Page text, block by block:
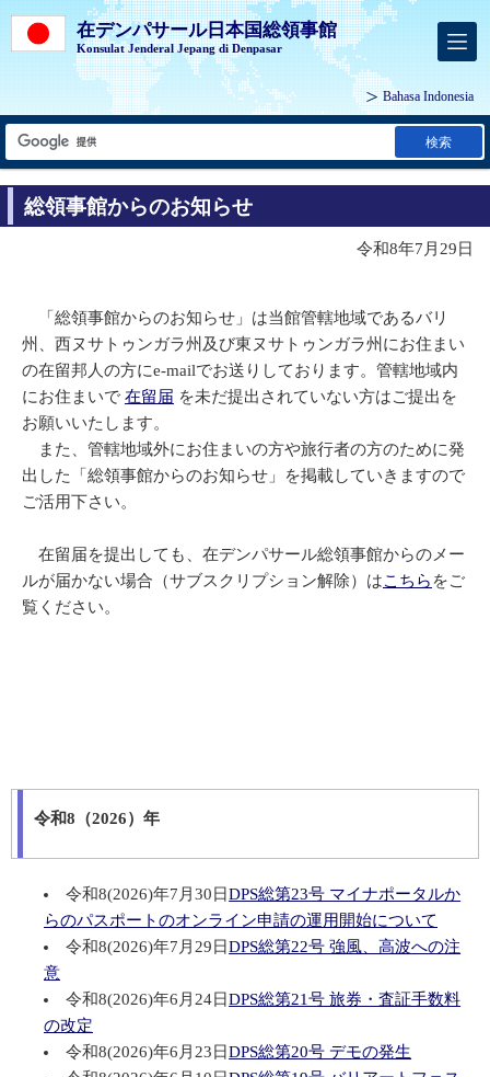
在デンパサール日本国総領事館
Konsulat Jenderal Jepang di Denpasar
Bahasa Indonesia
検索
総領事館からのお知らせ
令和8年7月29日
「総領事館からのお知らせ」は当館管轄地域であるバリ
州、西ヌサトゥンガラ州及び東ヌサトゥンガラ州にお住まい
の在留邦人の方にe-mailでお送りしております。管轄地域内
にお住まいで 在留届 を未だ提出されていない方はご提出を
お願いいたします。
また、管轄地域外にお住まいの方や旅行者の方のために発
出した「総領事館からのお知らせ」を掲載していきますので
ご活用下さい。
在留届を提出しても、在デンパサール総領事館からのメー
ルが届かない場合（サブスクリプション解除）はこちら をご
覧ください。
令和8（2026）年
令和8(2026)年7月30日DPS総第23号 マイナポータルか
らのパスポートのオンライン申請の運用開始について
令和8(2026)年7月29日DPS総第22号 強風、高波への注
意
令和8(2026)年6月24日DPS総第21号 旅券・査証手数料
の改定
令和8(2026)年6月23日DPS総第20号 デモの発生